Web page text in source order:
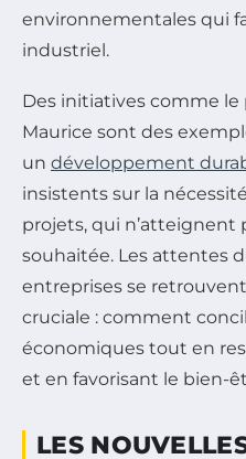
environnementales qui
industriel.
Des initiatives comme le
Maurice sont des
un développement
insistents sur la
projets, qui n’atteignent
souhaitée. Les attentes
entreprises se
cruciale : comment
économiques tout en
et en favorisant le bien-
LES